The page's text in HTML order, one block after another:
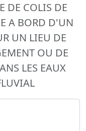
DE COLIS DE
A BORD D'UN
UN LIEU DE
OU DE
LES EAUX